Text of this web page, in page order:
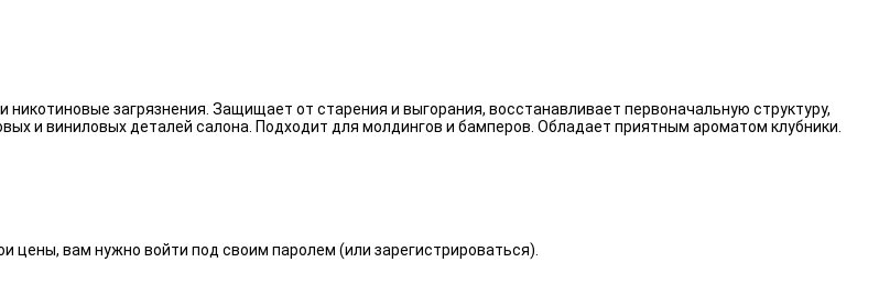
загрязнения. Защищает от старения и выгорания, восстанавливает первоначальную структуру,
и виниловых деталей салона. Подходит для молдингов и бамперов. Обладает приятным ароматом клубники.
цены, вам нужно войти под своим паролем (или зарегистрироваться).